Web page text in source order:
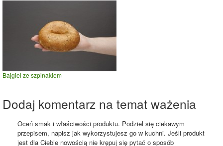
Bajgiel ze szpinakiem
Dodaj komentarz na temat ważenia
Oceń smak i właściwości produktu. Podziel się ciekawym
przepisem, napisz jak wykorzystujesz go w kuchni. Jeśli produkt
jest dla Ciebie nowością nie krępuj się pytać o sposób